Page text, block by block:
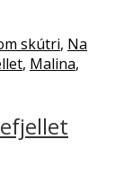
skútri, Na
, Malina,